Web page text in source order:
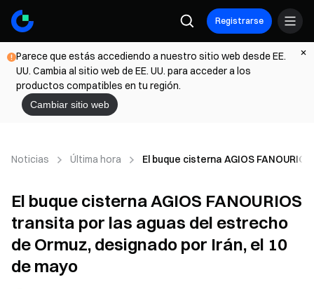
Registrarse
Parece que estás accediendo a nuestro sitio web desde EE.
UU. Cambia al sitio web de EE. UU. para acceder a los
productos compatibles en tu región.
Cambiar sitio web
Noticias Última hora El buque cisterna AGIOS
El buque cisterna AGIOS FANOURIOS
transita por las aguas del estrecho
de Ormuz, designado por Irán, el 10
de mayo